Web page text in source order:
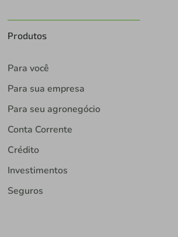
Produtos
Para você
Para sua empresa
Para seu agronegócio
Conta Corrente
Crédito
Investimentos
Seguros